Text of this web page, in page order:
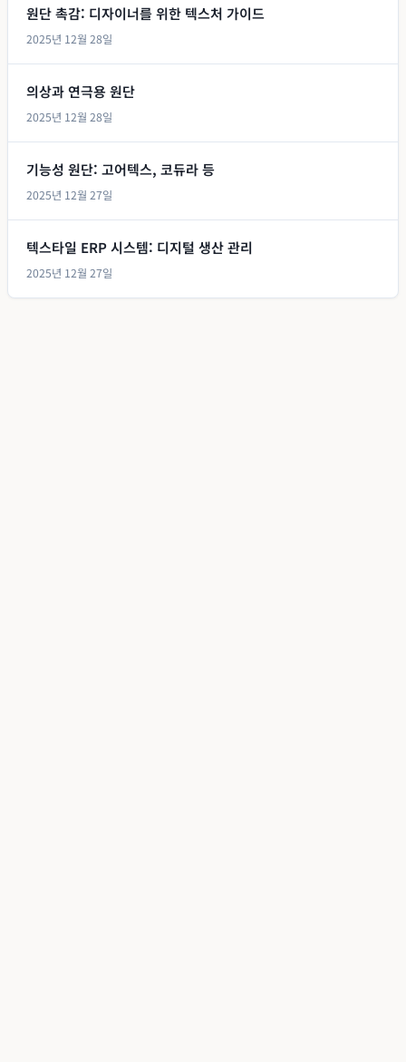
원단 촉감: 디자이너를 위한 텍스처 가이드
2025년 12월 28일
의상과 연극용 원단
2025년 12월 28일
기능성 원단: 고어텍스, 코듀라 등
2025년 12월 27일
텍스타일 ERP 시스템: 디지털 생산 관리
2025년 12월 27일